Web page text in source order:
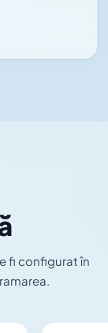
fi configurat în